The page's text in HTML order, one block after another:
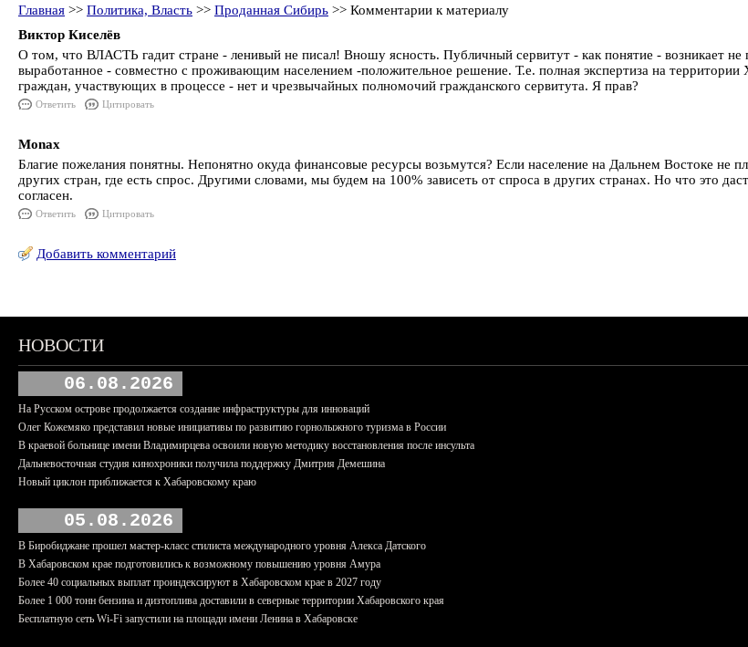
Главная >> Политика, Власть >> Проданная Сибирь >> Комментарии к материалу
Виктор Киселёв
О том, что ВЛАСТЬ гадит стране - ленивый не писал! Вношу ясность. Публичный сервитут - как понятие - возникает
выработанное - совместно с проживающим населением -положительное решение. Т.е. полная экспертиза на
граждан, участвующих в процессе - нет и чрезвычайных полномочий гражданского сервитута. Я прав?
Ответить Цитировать
Monax
Благие пожелания понятны. Непонятно окуда финансовые ресурсы возьмутся? Если население на Дальнем Востоке не
других стран, где есть спрос. Другими словами, мы будем на 100% зависеть от спроса в других странах. Но что это
согласен.
Ответить Цитировать
Добавить комментарий
НОВОСТИ
06.08.2026
На Русском острове продолжается создание инфраструктуры для инноваций
Олег Кожемяко представил новые инициативы по развитию горнолыжного туризма в России
В краевой больнице имени Владимирцева освоили новую методику восстановления после инсульта
Дальневосточная студия кинохроники получила поддержку Дмитрия Демешина
Новый циклон приближается к Хабаровскому краю
05.08.2026
В Биробиджане прошел мастер-класс стилиста международного уровня Алекса Датского
В Хабаровском крае подготовились к возможному повышению уровня Амура
Более 40 социальных выплат проиндексируют в Хабаровском крае в 2027 году
Более 1 000 тонн бензина и дизтоплива доставили в северные территории Хабаровского края
Бесплатную сеть Wi-Fi запустили на площади имени Ленина в Хабаровске